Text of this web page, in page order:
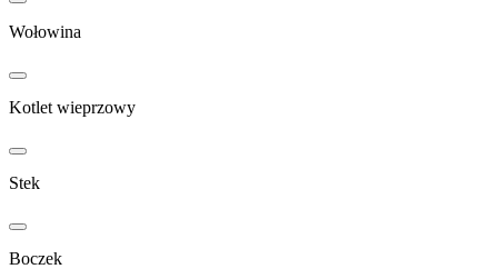
Wołowina
Kotlet wieprzowy
Stek
Boczek